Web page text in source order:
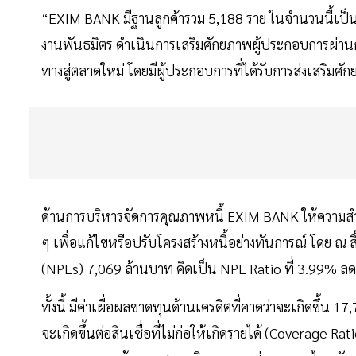
“EXIM BANK มีฐานลูกค้ารวม 5,188 ราย ในจำนวนนี้เ
งานพันธมิตร ดำเนินการเสริมศักยภาพผู้ประกอบการผ่าน
ทางสู่ตลาดใหม่ โดยมีผู้ประกอบการที่ได้รับการส่งเสริมศั
ด้านการบริหารจัดการคุณภาพหนี้ EXIM BANK ให้ควา
ๆ เพื่อแก้ไขหรือปรับโครงสร้างหนี้อย่างทันการณ์ โดย ณ
(NPLs) 7,069 ล้านบาท คิดเป็น NPL Ratio ที่ 3.99% ล
ทั้งนี้ มีค่าเผื่อผลขาดทุนด้านเครดิตที่คาดว่าจะเกิดขึ้น
จะเกิดขึ้นต่อสินเชื่อที่ไม่ก่อให้เกิดรายได้ (Coverage